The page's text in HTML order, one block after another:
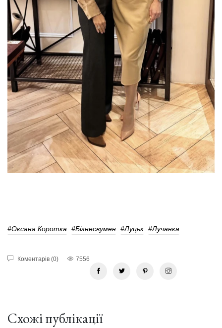
#Оксана Коротка #Бізнесвумен #Луцьк #лучанка
Коментарів (0) 7556
Схожі публікації